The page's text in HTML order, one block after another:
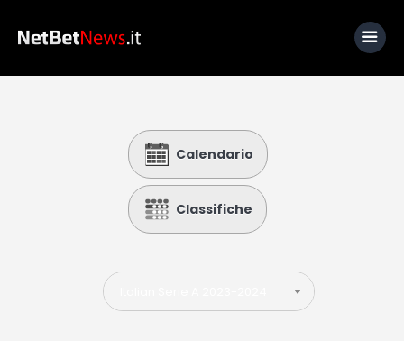
Calcio
Basket
Tennis
Lo Sapevi Che
Calendario
Classifiche